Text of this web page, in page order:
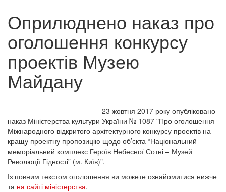
Оприлюднено наказ про
оголошення конкурсу
проектів Музею
Майдану
23 жовтня 2017 року опубліковано
наказ Міністерства культури України № 1087 "Про оголошення
Міжнародного відкритого архітектурного конкурсу проектів на
кращу проектну пропозицію щодо об’єкта “Національний
меморіальний комплекс Героїв Небесної Сотні – Музей
Революції Гідності” (м. Київ)".
Із повним текстом оголошення ви можете ознайомитися нижче
та на сайті міністерства.